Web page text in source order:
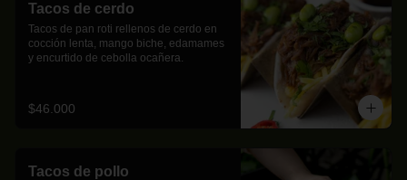
Tacos de cerdo
Tacos de pan roti rellenos de cerdo en
cocción lenta, mango biche, edamames
y encurtido de cebolla ocañera.
$46.000
Tacos de pollo